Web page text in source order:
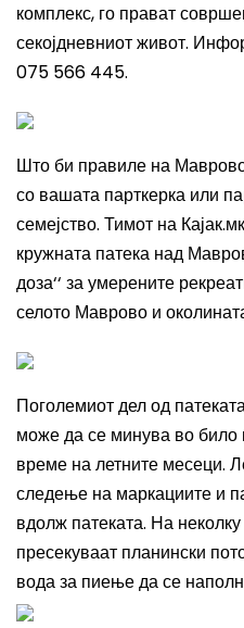
комплекс, го прават
секојдневниот живот.
075 566 445.
Што би правиле на
со вашата парткерка или
семејство. Тимот на
кружната патека над
доза‘‘ за умерените
селото Маврово и
Поголемиот дел од
може да се минува во било
време на летните месеци.
следење на маркациите и
вдолж патеката. На
пресекуваат планински
вода за пиење да се